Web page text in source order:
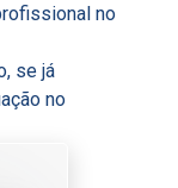
no
se já
no